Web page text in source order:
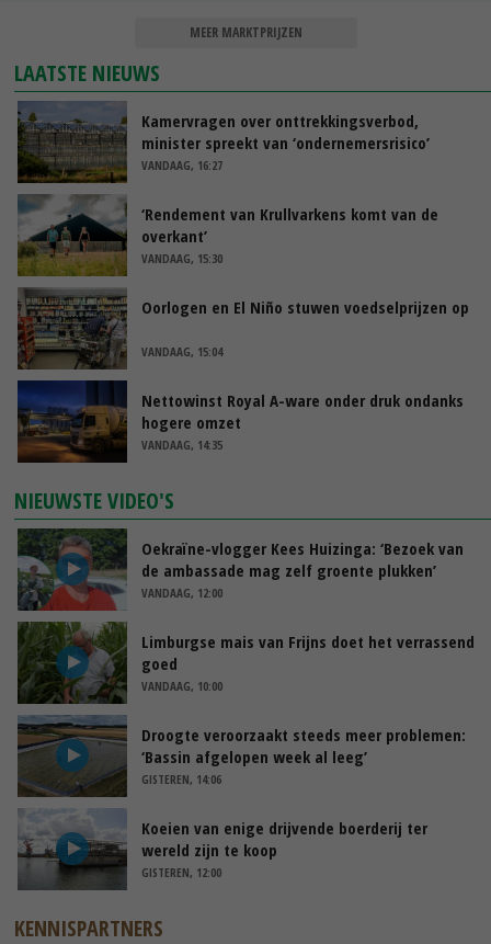
MEER MARKTPRIJZEN
LAATSTE NIEUWS
Kamervragen over onttrekkingsverbod,
minister spreekt van ‘ondernemersrisico’
VANDAAG, 16:27
‘Rendement van Krullvarkens komt van de
overkant’
VANDAAG, 15:30
Oorlogen en El Niño stuwen voedselprijzen op
VANDAAG, 15:04
Nettowinst Royal A-ware onder druk ondanks
hogere omzet
VANDAAG, 14:35
NIEUWSTE VIDEO'S
Oekraïne-vlogger Kees Huizinga: ‘Bezoek van
de ambassade mag zelf groente plukken’
VANDAAG, 12:00
Limburgse mais van Frijns doet het verrassend
goed
VANDAAG, 10:00
Droogte veroorzaakt steeds meer problemen:
‘Bassin afgelopen week al leeg’
GISTEREN, 14:06
Koeien van enige drijvende boerderij ter
wereld zijn te koop
GISTEREN, 12:00
KENNISPARTNERS